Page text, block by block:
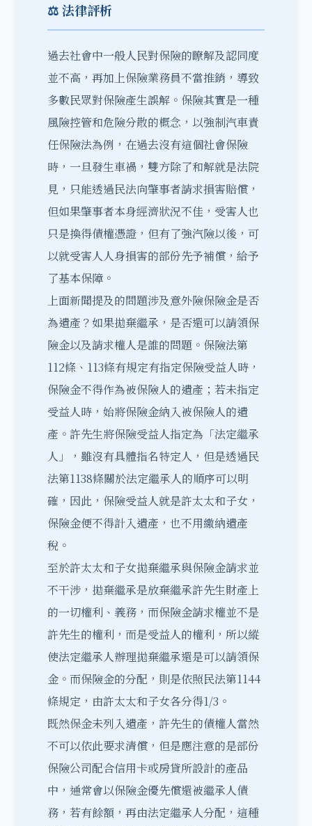
⚖️ 法律評析
過去社會中一般人民對保險的瞭解及認同度
並不高，再加上保險業務員不當推銷，導致
多數民眾對保險產生誤解。保險其實是一種
風險控管和危險分散的概念，以強制汽車責
任保險法為例，在過去沒有這個社會保險
時，一旦發生車禍，雙方除了和解就是法院
見，只能透過民法向肇事者請求損害賠償，
但如果肇事者本身經濟狀況不佳，受害人也
只是換得債權憑證，但有了強汽險以後，可
以就受害人人身損害的部份先予補償，給予
了基本保障。
上面新聞提及的問題涉及意外險保險金是否
為遺產 ？如果拋棄繼承，是否還可以請領保
險金以及請求權人是誰的問題。保險法第
112條、113條有規定有指定保險受益人時，
保險金不得作為被保險人的遺產；若未指定
受益人時，始將保險金納入被保險人的遺
產。許先生將保險受益人指定為「法定繼承
人 」，雖沒有具體指名特定人，但是透過民
法第1138條關於法定繼承人的順序可以明
確，因此，保險受益人就是許太太和子女，
保險金便不得計入遺產，也不用繳納遺產
稅。
至於許太太和子女拋棄繼承與保險金請求並
不干涉，拋棄繼承是放棄繼承許先生財產上
的一切權利、義務，而保險金請求權並不是
許先生的權利，而是受益人的權利，所以縱
使法定繼承人辦理拋棄繼承還是可以請領保
金。而保險金的分配，則是依照民法第1144
條規定，由許太太和子女各分得1/3。
既然保金未列入遺產，許先生的債權人當然
不可以依此要求清償，但是應注意的是部份
保險公司配合信用卡或房貸所設計的產品
中，通常會以保險金優先償還被繼承人債
務，若有餘額，再由法定繼承人分配，這種